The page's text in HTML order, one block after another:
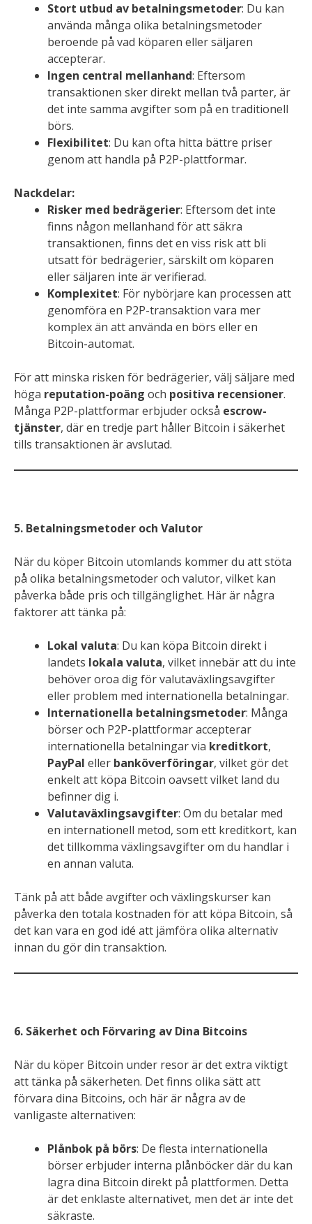
Stort utbud av betalningsmetoder: Du kan
använda många olika betalningsmetoder
beroende på vad köparen eller säljaren
accepterar.
Ingen central mellanhand: Eftersom
transaktionen sker direkt mellan två parter, är
det inte samma avgifter som på en traditionell
börs.
Flexibilitet: Du kan ofta hitta bättre priser
genom att handla på P2P-plattformar.
Nackdelar:
Risker med bedrägerier: Eftersom det inte
finns någon mellanhand för att säkra
transaktionen, finns det en viss risk att bli
utsatt för bedrägerier, särskilt om köparen
eller säljaren inte är verifierad.
Komplexitet: För nybörjare kan processen att
genomföra en P2P-transaktion vara mer
komplex än att använda en börs eller en
Bitcoin-automat.
För att minska risken för bedrägerier, välj säljare med
höga reputation-poäng och positiva recensioner.
Många P2P-plattformar erbjuder också escrow-
tjänster, där en tredje part håller Bitcoin i säkerhet
tills transaktionen är avslutad.
5. Betalningsmetoder och Valutor
När du köper Bitcoin utomlands kommer du att stöta
på olika betalningsmetoder och valutor, vilket kan
påverka både pris och tillgänglighet. Här är några
faktorer att tänka på:
Lokal valuta: Du kan köpa Bitcoin direkt i
landets lokala valuta, vilket innebär att du inte
behöver oroa dig för valutaväxlingsavgifter
eller problem med internationella betalningar.
Internationella betalningsmetoder: Många
börser och P2P-plattformar accepterar
internationella betalningar via kreditkort,
PayPal eller banköverföringar, vilket gör det
enkelt att köpa Bitcoin oavsett vilket land du
befinner dig i.
Valutaväxlingsavgifter: Om du betalar med
en internationell metod, som ett kreditkort, kan
det tillkomma växlingsavgifter om du handlar i
en annan valuta.
Tänk på att både avgifter och växlingskurser kan
påverka den totala kostnaden för att köpa Bitcoin, så
det kan vara en god idé att jämföra olika alternativ
innan du gör din transaktion.
6. Säkerhet och Förvaring av Dina Bitcoins
När du köper Bitcoin under resor är det extra viktigt
att tänka på säkerheten. Det finns olika sätt att
förvara dina Bitcoins, och här är några av de
vanligaste alternativen:
Plånbok på börs: De flesta internationella
börser erbjuder interna plånböcker där du kan
lagra dina Bitcoin direkt på plattformen. Detta
är det enklaste alternativet, men det är inte det
säkraste.